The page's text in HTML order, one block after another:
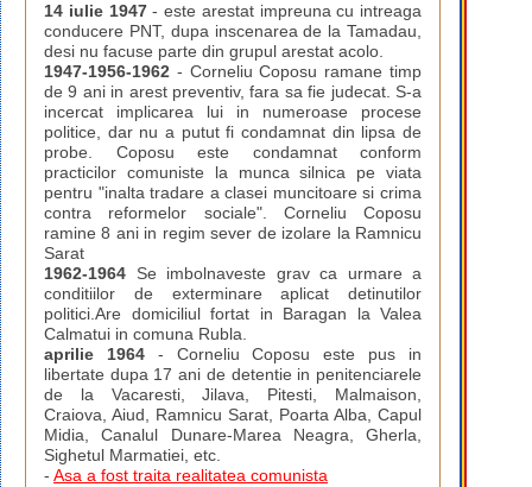
14 iulie 1947- este arestat impreuna cu intreaga
conducere PNT, dupa inscenarea de la Tamadau,
desi nu facuse parte din grupul arestat acolo.
1947-1956-1962 - Corneliu Coposu ramane timp
de 9 ani in arest preventiv, fara sa fie judecat. S-a
incercat implicarea lui in numeroase procese
politice, dar nu a putut fi condamnat din lipsa de
probe. Coposu este condamnat conform
practicilor comuniste la munca silnica pe viata
pentru "inalta tradare a clasei muncitoare si crima
contra reformelor sociale". Corneliu Coposu
ramine 8 ani in regim sever de izolare la Ramnicu
Sarat
1962-1964 Se imbolnaveste grav ca urmare a
conditiilor de exterminare aplicat detinutilor
politici.Are domiciliul fortat in Baragan la Valea
Calmatui in comuna Rubla.
aprilie 1964- Corneliu Coposu este pus in
libertate dupa 17 ani de detentie in penitenciarele
de la Vacaresti, Jilava, Pitesti, Malmaison,
Craiova, Aiud, Ramnicu Sarat, Poarta Alba, Capul
Midia, Canalul Dunare-Marea Neagra, Gherla,
Sighetul Marmatiei, etc.
- Asa a fost traita realitatea comunista